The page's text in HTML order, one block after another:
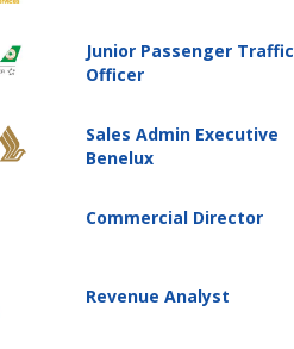
Junior Passenger Traffic
Officer
Sales Admin Executive
Benelux
Commercial Director
Revenue Analyst